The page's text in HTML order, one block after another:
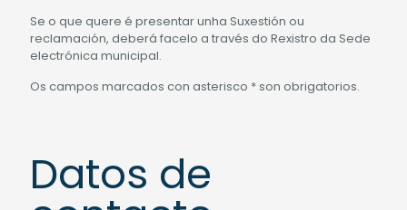
Se o que quere é presentar unha Suxestión ou
reclamación, deberá facelo a través do Rexistro da Sede
electrónica municipal.
Os campos marcados con asterisco * son obrigatorios.
Datos de